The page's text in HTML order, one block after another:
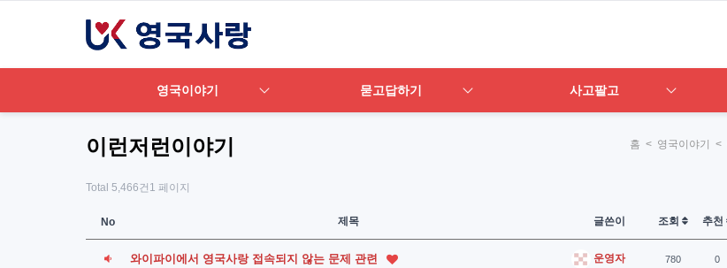
영국이야기 묻고답하기 사고팔고
이런저런이야기 홈 < 영국이야기 <
Total 5,466건 1 페이지
No 제목 글쓴이 조회 추천
와이파이에서 영국사랑 접속되지 않는 문제 관련 운영자 780 0